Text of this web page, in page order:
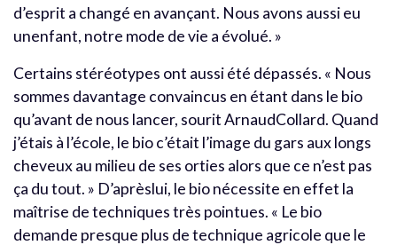
d’esprit a changé en avançant. Nous avons aussi eu
unenfant, notre mode de vie a évolué. »
Certains stéréotypes ont aussi été dépassés. « Nous
sommes davantage convaincus en étant dans le bio
qu’avant de nous lancer, sourit ArnaudCollard. Quand
j’étais à l’école, le bio c’était l’image du gars aux longs
cheveux au milieu de ses orties alors que ce n’est pas
ça du tout. » D’aprèslui, le bio nécessite en effet la
maîtrise de techniques très pointues. « Le bio
demande presque plus de technique agricole que le